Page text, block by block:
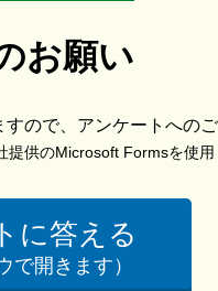
お願い
ので、アンケートへの
供のMicrosoft Formsを使用
に答える
で開きます）